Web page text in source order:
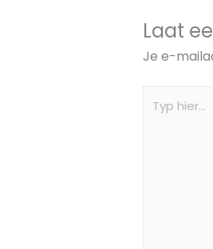
Laat
Je e-
hier...